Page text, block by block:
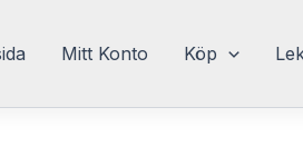
Mitt Konto Köp